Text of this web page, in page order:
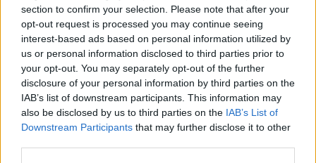
section to confirm your selection. Please note that after your
opt-out request is processed you may continue seeing
interest-based ads based on personal information utilized by
us or personal information disclosed to third parties prior to
your opt-out. You may separately opt-out of the further
disclosure of your personal information by third parties on the
IAB’s list of downstream participants. This information may
also be disclosed by us to third parties on the IAB’s List of
Downstream Participants that may further disclose it to other